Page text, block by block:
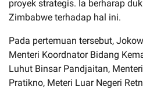
proyek strategis. Ia berharap
Zimbabwe terhadap hal ini.
Pada pertemuan tersebut,
Menteri Koordnator Bidang
Luhut Binsar Pandjaitan,
Pratikno, Meteri Luar Negeri